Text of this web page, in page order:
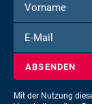
sich
für
den
einzuschreiben
Mail
Mit der Nutzung